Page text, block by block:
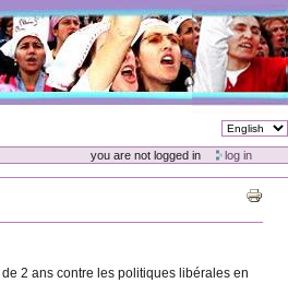
you are not logged in
log in
2 ans contre les politiques libérales en